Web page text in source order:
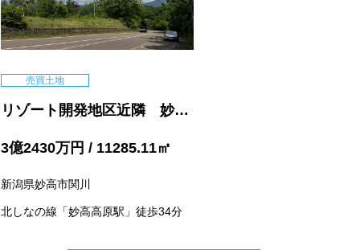
売買土地
リゾート開発地区近隣 妙高
3億2430万円 / 11285.11㎡
新潟県妙高市関川
北しなの線「妙高高原駅」徒歩34分